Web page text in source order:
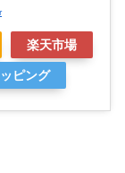
楽天市場
ピング